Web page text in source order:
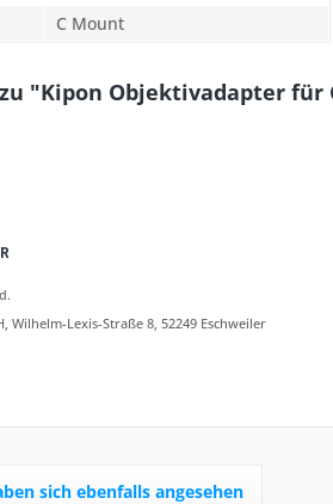
C Mount
"Kipon Objektivadapter für
Wilhelm-Lexis-Straße 8, 52249 Eschweiler
sich ebenfalls angesehen